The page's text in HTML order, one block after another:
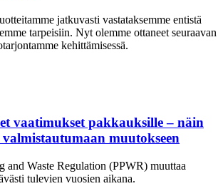
jatkuvasti vastataksemme entistä
tarpeisiin. Nyt olemme ottaneet seuraavan
kehittämisessä.
vaatimukset pakkauksille – näin
muutokseen
and Waste Regulation (PPWR) muuttaa
tulevien vuosien aikana.